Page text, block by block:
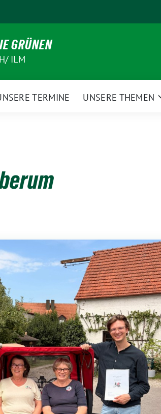
GRÜNEN
ILM
TERMINE UNSERE THEMEN